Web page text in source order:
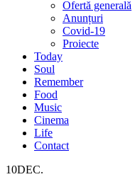
Ofertă generală
Anunțuri
Covid-19
Proiecte
Today
Soul
Remember
Food
Music
Cinema
Life
Contact
10DEC.